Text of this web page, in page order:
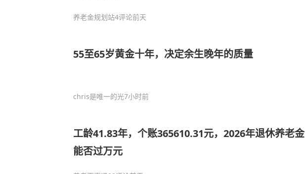
养老金规划站4评论前天
55至65岁黄金十年，决定余生晚年的质量
chris是唯一的光7小时前
工龄41.83年，个账365610.31元，2026年退休养老金
能否过万元